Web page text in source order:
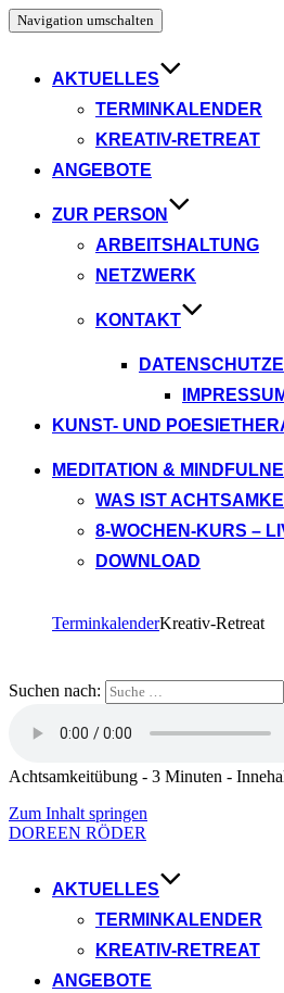
Navigation umschalten
AKTUELLES
TERMINKALENDER
KREATIV-RETREAT
ANGEBOTE
ZUR PERSON
ARBEITSHALTUNG
NETZWERK
KONTAKT
KUNST- UND
MEDITATION &
WAS IST
8-WOCHEN-KURS –
DOWNLOAD
TerminkalenderKreativ-Retreat
Suchen nach:
Achtsamkeitübung - 3 Minuten -
Zum Inhalt springen
DOREEN RÖDER
AKTUELLES
TERMINKALENDER
KREATIV-RETREAT
ANGEBOTE